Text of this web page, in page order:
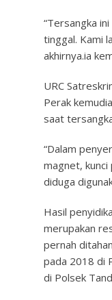
“Tersangka
tinggal. Kami
akhirnya.ia
URC
Perak
saat
“Dalam
magnet, kunci
diduga
Hasil
merupakan
pernah
pada 2018 di
di Polsek